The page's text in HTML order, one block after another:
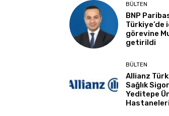
BÜLTEN
BNP
Türkiye’de
görevine
getirildi
BÜLTEN
Allianz
Sağlık
Yeditepe